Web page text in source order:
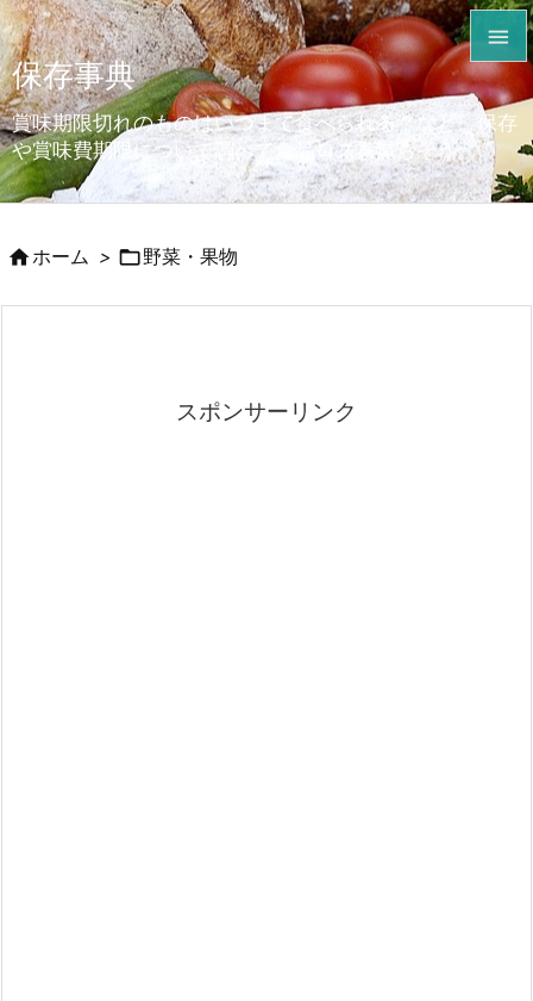
保存事典
賞味期限切れのものはいつまで食べられる？など、保存
や賞味費期限について調べて食品ロスを減らそう。


メニュ

サイド
ホーム > 野菜・果物
スポンサーリンク